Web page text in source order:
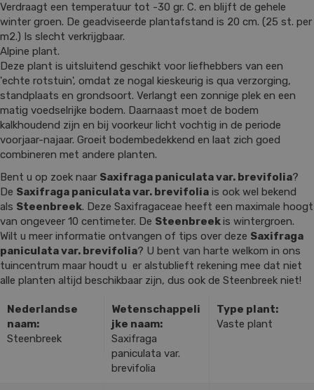
Verdraagt een temperatuur tot -30 gr. C. en blijft de gehele
winter groen. De geadviseerde plantafstand is 20 cm. (25 st. per
m2.) Is slecht verkrijgbaar.
Alpine plant.
Deze plant is uitsluitend geschikt voor liefhebbers van een
'echte rotstuin', omdat ze nogal kieskeurig is qua verzorging,
standplaats en grondsoort. Verlangt een zonnige plek en een
matig voedselrijke bodem. Daarnaast moet de bodem
kalkhoudend zijn en bij voorkeur licht vochtig in de periode
voorjaar-najaar. Groeit bodembedekkend en laat zich goed
combineren met andere planten.
Bent u op zoek naar Saxifraga paniculata var. brevifolia?
De Saxifraga paniculata var. brevifolia is ook wel bekend
als Steenbreek. Deze Saxifragaceae heeft een maximale hoogt
van ongeveer 10 centimeter. De Steenbreekis wintergroen.
Wilt u meer informatie ontvangen of tips over deze Saxifraga
paniculata var. brevifolia? U bent van harte welkom in ons
tuincentrum maar houdt u er alstublieft rekening mee dat niet
alle planten altijd beschikbaar zijn, dus ook de Steenbreek niet!
Nederlandse
naam:
Steenbreek
Wetenschappeli
jke naam:
Saxifraga
paniculata var.
brevifolia
Type plant:
Vaste plant